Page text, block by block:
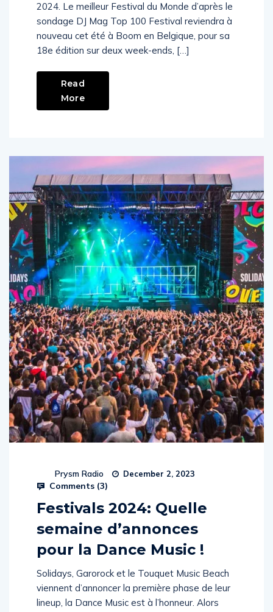
2024. Le meilleur Festival du Monde d’après le
sondage DJ Mag Top 100 Festival reviendra à
nouveau cet été à Boom en Belgique, pour sa
18e édition sur deux week-ends, […]
Read
More
Prysm Radio December 2, 2023
Comments (3)
Festivals 2024: Quelle
semaine d’annonces
pour la Dance Music !
Solidays, Garorock et le Touquet Music Beach
viennent d’annoncer la première phase de leur
lineup, la Dance Music est à l’honneur. Alors